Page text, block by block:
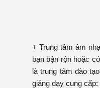
+ Trung tâm âm
bạn bận rộn hoặc
là trung tâm đào
giảng dạy cung cấp: